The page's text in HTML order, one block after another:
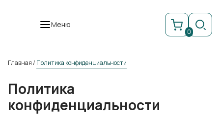
Меню
0
Главная/ Политика конфиденциальности
Политика
конфиденциальности